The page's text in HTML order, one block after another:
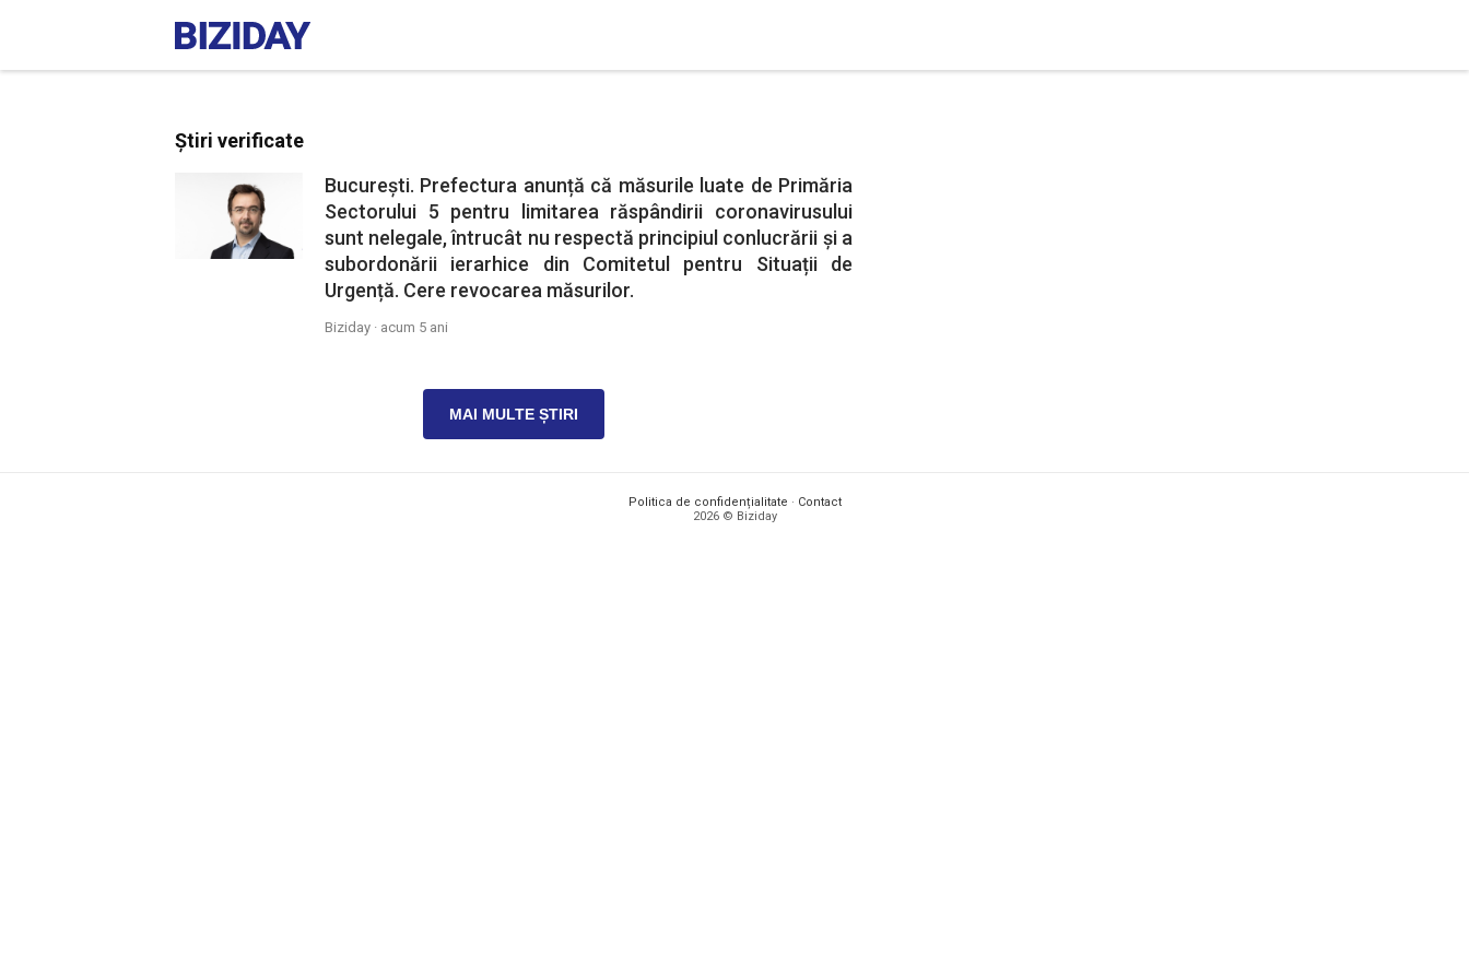
Știri verificate
București. Prefectura anunță că măsurile luate de Primăria
Sectorului 5 pentru limitarea răspândirii coronavirusului
sunt nelegale, întrucât nu respectă principiul conlucrării și a
subordonării ierarhice din Comitetul pentru Situații de
Urgență. Cere revocarea măsurilor.
Biziday · acum 5 ani
MAI MULTE ȘTIRI
Politica de confidențialitate · Contact
2026 © Biziday